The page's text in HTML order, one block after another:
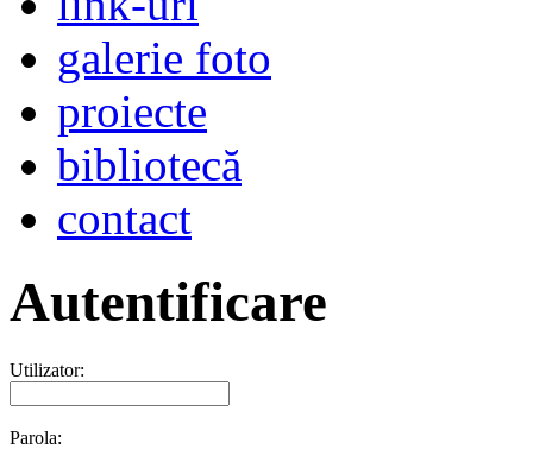
galerie foto
proiecte
bibliotecă
contact
Autentificare
Utilizator:
Parola: